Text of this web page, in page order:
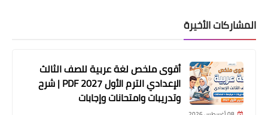
المشاركات الأخيرة
أقوى ملخص لغة عربية للصف الثالث
الإعدادي الترم الأول 2027 PDF | شرح
وتدريبات وامتحانات وإجابات